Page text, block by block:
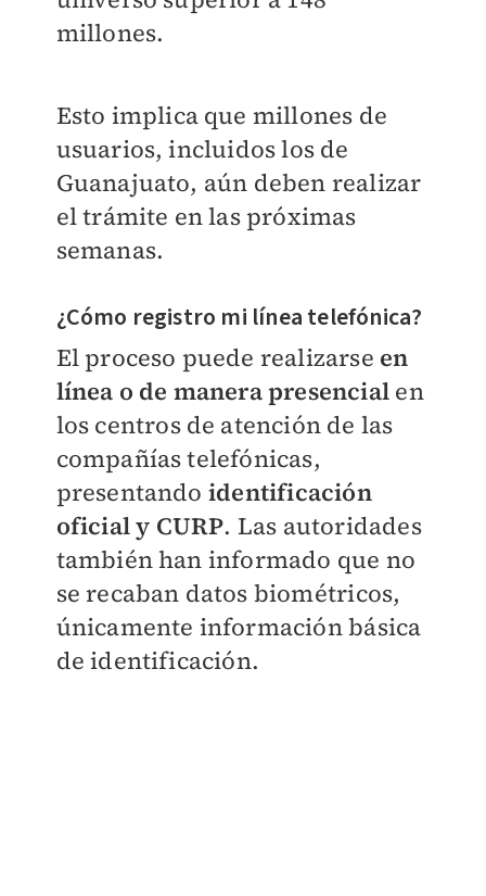
millones.
Esto implica que millones de
usuarios, incluidos los de
Guanajuato, aún deben realizar
el trámite en las próximas
semanas.
¿Cómo registro mi línea telefónica?
El proceso puede realizarse en
línea o de manera presencial en
los centros de atención de las
compañías telefónicas,
presentando identificación
oficial y CURP. Las autoridades
también han informado que no
se recaban datos biométricos,
únicamente información básica
de identificación.